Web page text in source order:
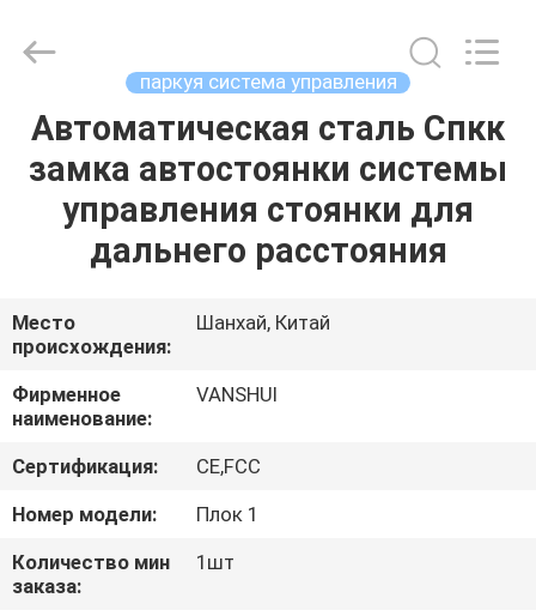
ДОМОЙ
ПРОДУКТЫ
ВИДЕОЗАПИСИ
О
НАС
ЭКСКУРСИЯ
ПО
ЗАВОДУ
COMPANY
LIMITED.
Reserved.
паркуя система управления
Автоматическая сталь Спкк
замка автостоянки системы
управления стоянки для
дальнего расстояния
Место
происхождения:
Шанхай, Китай
Фирменное
наименование:
VANSHUI
Сертификация:
CE,FCC
Номер модели:
Плок 1
Количество мин
заказа:
1шт